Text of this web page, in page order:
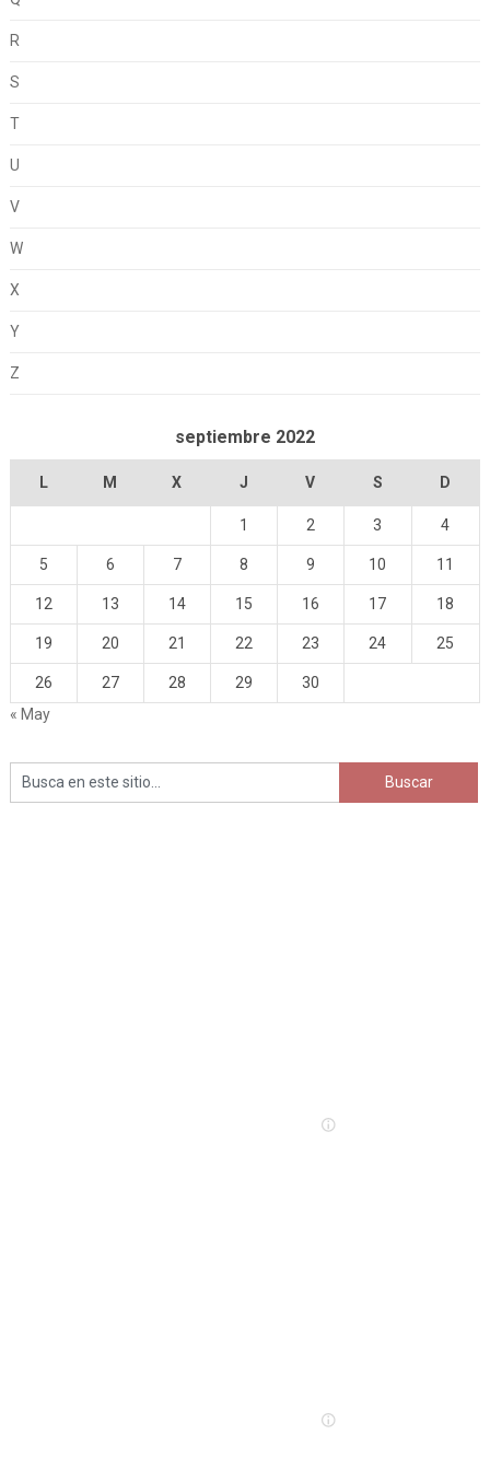
R
S
T
U
V
W
X
Y
Z
septiembre 2022
L M X J V S D
1 2 3 4
5 6 7 8 9 10 11
12 13 14 15 16 17 18
19 20 21 22 23 24 25
26 27 28 29
30
« May